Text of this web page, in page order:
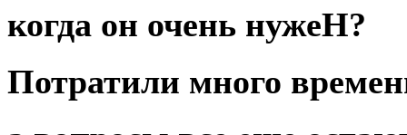
когда он очень нужеН?
Потратили много